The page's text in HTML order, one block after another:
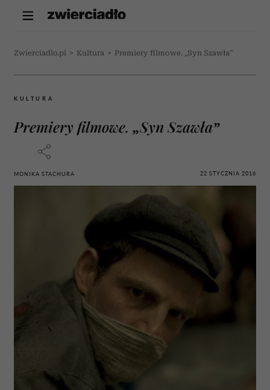
Zwierciadlo.pl > Kultura > Premiery filmowe. „Syn Szawła”
KULTURA
Premiery filmowe. „Syn Szawła”
MONIKA STACHURA 22 STYCZNIA 2016